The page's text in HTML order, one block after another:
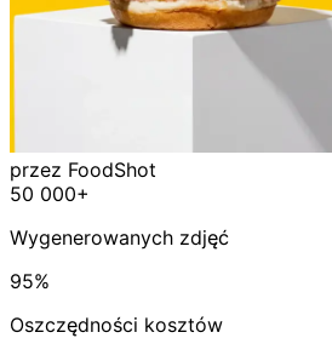
przez FoodShot
50 000+
Wygenerowanych zdjęć
95%
Oszczędności kosztów